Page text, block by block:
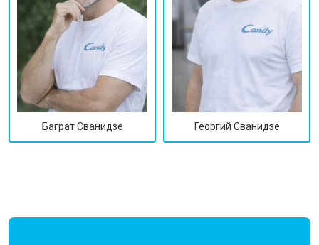
Баграт Сванидзе Георгий Сванидзе